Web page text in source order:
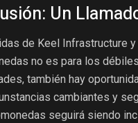
Un
de Keel Infrastructure
no es para los
también hay
cambiantes y
seguirá siendo